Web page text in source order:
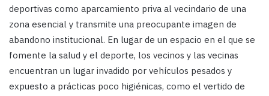
deportivas como aparcamiento priva al vecindario de una
zona esencial y transmite una preocupante imagen de
abandono institucional. En lugar de un espacio en el que se
fomente la salud y el deporte, los vecinos y las vecinas
encuentran un lugar invadido por vehículos pesados y
expuesto a prácticas poco higiénicas, como el vertido de